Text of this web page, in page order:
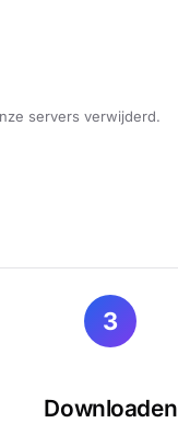
servers verwijderd.
3
Downloaden